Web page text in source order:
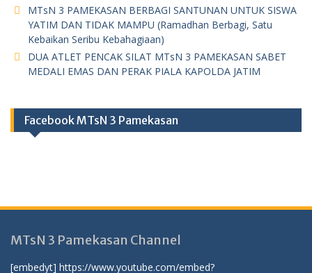
MTsN 3 PAMEKASAN BERBAGI SANTUNAN UNTUK SISWA
YATIM DAN TIDAK MAMPU (Ramadhan Berbagi, Satu
Kebaikan Seribu Kebahagiaan)
DUA ATLET PENCAK SILAT MTsN 3 PAMEKASAN SABET
MEDALI EMAS DAN PERAK PIALA KAPOLDA JATIM
Facebook MTsN 3 Pamekasan
MTsN 3 Pamekasan Channel
[embedyt] https://www.youtube.com/embed?